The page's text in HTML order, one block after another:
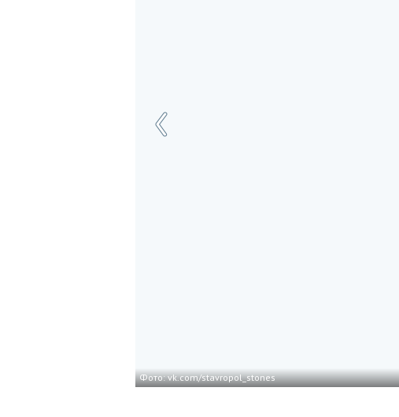
Фото: vk.com/stavropol_stones